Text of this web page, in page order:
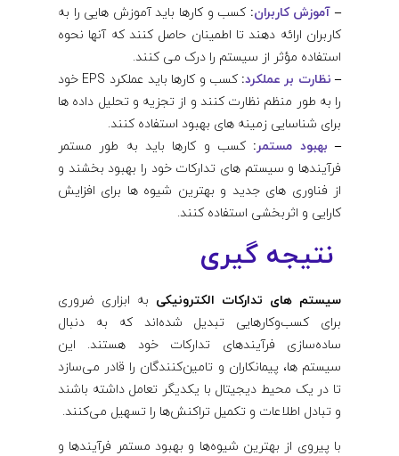
– آموزش کاربران: کسب و کارها باید آموزش هایی را به
کاربران ارائه دهند تا اطمینان حاصل کنند که آنها نحوه
استفاده مؤثر از سیستم را درک می کنند.
–نظارت بر عملکرد:
کسب و کارها باید عملکرد EPS خود
را به طور منظم نظارت کنند و از تجزیه و تحلیل داده ها
برای شناسایی زمینه های بهبود استفاده کنند.
– بهبود مستمر: کسب و کارها باید به طور مستمر
فرآیندها و سیستم های تدارکات خود را بهبود بخشند و
از فناوری های جدید و بهترین شیوه ها برای افزایش
کارایی و اثربخشی استفاده کنند.
نتیجه گیری
سیستم‌ های تدارکات الکترونیکی به ابزاری ضروری
برای کسب‌وکارهایی تبدیل شده‌اند که به دنبال
ساده‌سازی فرآیندهای تدارکات خود هستند. این
سیستم‌ ها، پیمانکاران و تامین‌کنندگان را قادر می‌سازد
تا در یک محیط دیجیتال با یکدیگر تعامل داشته باشند
و تبادل اطلاعات و تکمیل تراکنش‌ها را تسهیل می‌کنند.
با پیروی از بهترین شیوه‌ها و بهبود مستمر فرآیندها و